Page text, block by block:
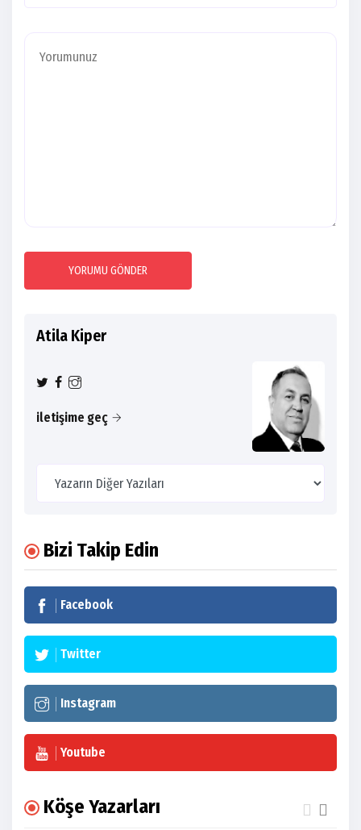
YORUMU GÖNDER
Atila Kiper
iletişime geç
Bizi Takip Edin
Facebook
Twitter
Instagram
Youtube
Köşe Yazarları